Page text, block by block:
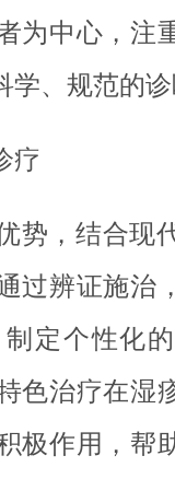
为中心，注
、规范的诊
疗
势，结合现
过辨证施治
定个性化
色治疗在湿
极作用，帮